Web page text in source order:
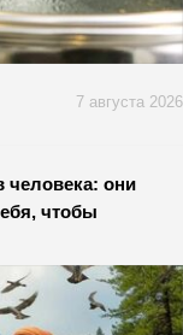
7 августа 2026
человека: они
чтобы